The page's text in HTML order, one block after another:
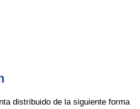
distribuido de la siguiente forma